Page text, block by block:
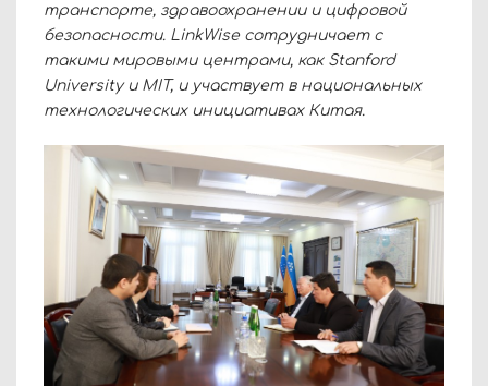
транспорте, здравоохранении и цифровой
безопасности. LinkWise сотрудничает с
такими мировыми центрами, как Stanford
University и MIT, и участвует в национальных
технологических инициативах Китая.